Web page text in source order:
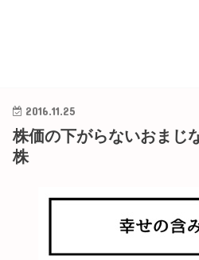
2016.11.25
株価の下がらないおまじ
株